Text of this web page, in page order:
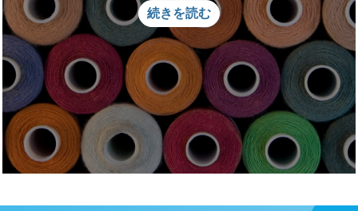
続きを読む